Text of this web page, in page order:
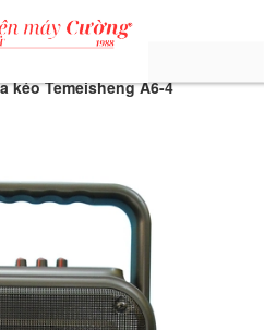
kéo Temeisheng A6-4